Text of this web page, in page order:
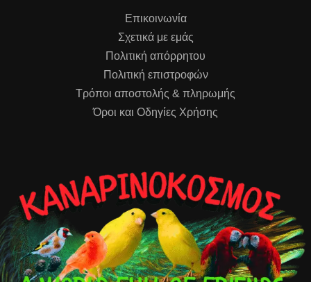
Επικοινωνία
Σχετικά με εμάς
Πολιτική απόρρητου
Πολιτική επιστροφών
Τρόποι αποστολής & πληρωμής
Όροι και Οδηγίες Χρήσης